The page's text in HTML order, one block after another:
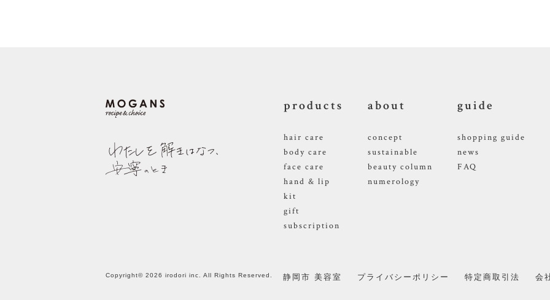
products
hair care
body care
face care
hand & lip
kit
gift
subscription
about
concept
sustainable
beauty column
numerology
guide
shopping guide
news
FAQ
Copyright© 2026 irodori inc. All Rights Reserved. 静岡市 美容室 プライバシーポリシー 特定商取引法 会